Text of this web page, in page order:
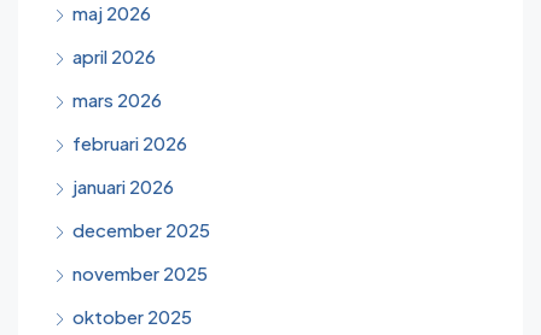
maj 2026
april 2026
mars 2026
februari 2026
januari 2026
december 2025
november 2025
oktober 2025